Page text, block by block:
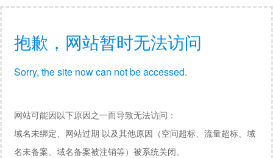
抱歉，网站暂时无法访问
Sorry, the site now can not be accessed.
网站可能因以下原因之一而导致无法访问：
域名未绑定、网站过期 以及其他原因（空间超标、流量超标、域
名未备案、域名备案被注销等）被系统关闭。